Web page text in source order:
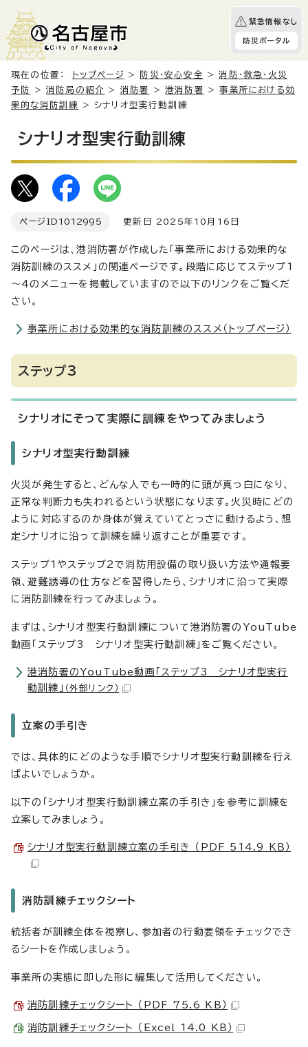
緊急情報なし
防災ポータル
現在の位置： トップページ > 防災・安心安全 >消防・救急・火災
予防
>消防局の紹介 > 消防署 >港消防署 >事業所における効
果的な消防訓練
> シナリオ型実行動訓練
シナリオ型実行動訓練
ページID 1012995 更新日 2025年10月16日
このページは、港消防署が作成した「事業所における効果的な
消防訓練のススメ」の関連ページです。段階に応じてステップ1
～4のメニューを掲載していますので以下のリンクをご覧くだ
さい。
事業所における効果的な消防訓練のススメ（トップページ）
ステップ3
シナリオにそって実際に訓練をやってみましょう
シナリオ型実行動訓練
火災が発生すると、どんな人でも一時的に頭が真っ白になり、
正常な判断力も失われるという状態になります。火災時にどの
ように対応するのか身体が覚えていてとっさに動けるよう、想
定シナリオに沿って訓練を繰り返すことが重要です。
ステップ1やステップ2で消防用設備の取り扱い方法や通報要
領、避難誘導の仕方などを習得したら、シナリオに沿って実際
に消防訓練を行ってみましょう。
まずは、シナリオ型実行動訓練について港消防署のYouTube
動画「ステップ3 シナリオ型実行動訓練」をご覧ください。
港消防署のYouTube動画「ステップ3 シナリオ型実行
動訓練」 （外部リンク）
立案の手引き
では、具体的にどのような手順でシナリオ型実行動訓練を行え
ばよいでしょうか。
以下の「シナリオ型実行動訓練立案の手引き」を参考に訓練を
立案してみましょう。
シナリオ型実行動訓練立案の手引き （PDF 514.9 KB）
消防訓練チェックシート
統括者が訓練全体を視察し、参加者の行動要領をチェックでき
るシートを作成しましょう。
事業所の実態に即した形に編集して活用してください。
消防訓練チェックシート （PDF 75.6 KB）
消防訓練チェックシート （Excel 14.0 KB）